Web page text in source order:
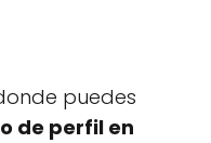
puedes
de perfil en